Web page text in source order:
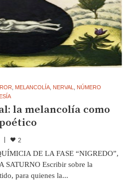
MELANCOLÍA, NERVAL
NÚMERO
la melancolía como
2
DE LA FASE “NIGREDO”,
SATURNO Escribir sobre la
para quienes la...